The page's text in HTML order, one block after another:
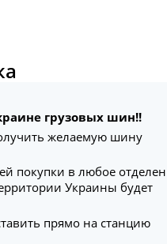
грузовых шин!!
желаемую шину
покупки в любое
Украины будет
прямо на станцию